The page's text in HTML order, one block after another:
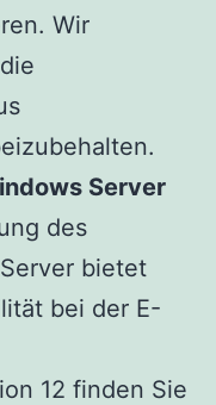
Wir
Server
des
bietet
bei der E-
12 finden Sie